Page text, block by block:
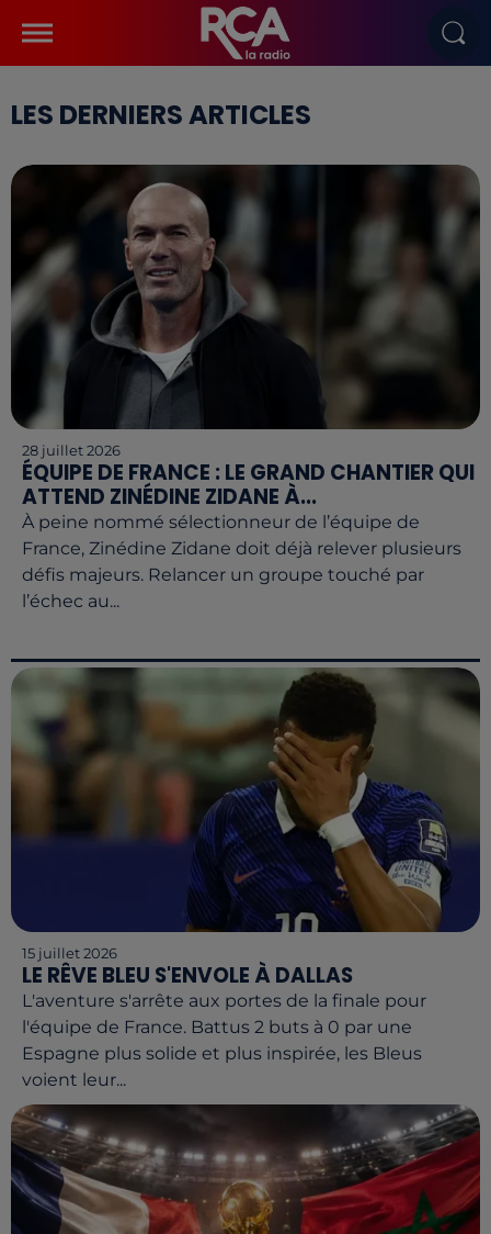
LES DERNIERS ARTICLES
28 juillet 2026
ÉQUIPE DE FRANCE : LE GRAND CHANTIER QUI
ATTEND ZINÉDINE ZIDANE À...
À peine nommé sélectionneur de l’équipe de
France, Zinédine Zidane doit déjà relever plusieurs
défis majeurs. Relancer un groupe touché par
l’échec au...
15 juillet 2026
LE RÊVE BLEU S'ENVOLE À DALLAS
L'aventure s'arrête aux portes de la finale pour
l'équipe de France. Battus 2 buts à 0 par une
Espagne plus solide et plus inspirée, les Bleus
voient leur...